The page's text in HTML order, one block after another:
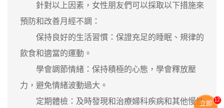
針對以上因素，女性朋友們可以採取以下措施來
預防和改善月經不調：
保持良好的生活習慣：保證充足的睡眠、規律的
飲食和適當的運動。
學會調節情緒：保持積極的心態，學會釋放壓
力，避免情緒波動過大。
定期體檢：及時發現和治療婦科疾病和其他慢性立即13